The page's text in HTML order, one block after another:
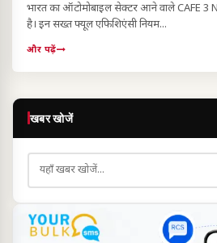
भारत का ऑटोमोबाइल सेक्टर आने वाले CAFE 3
है। इन सख्त फ्यूल एफिशिएंसी नियम...
और पढ़ें
खबर खोजें